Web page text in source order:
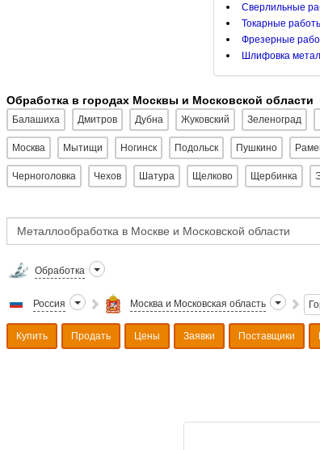
Сверлильные
Токарные
Фрезерные
Шлифовка
Обработка в городах Москвы и Московской области
Балашиха Дмитров Дубна Жуковский Зеленоград
Москва Мытищи Ногинск Подольск Пушкино
Черноголовка Чехов Шатура Щелково Щербинка
Обработка
Россия Москва и Московская область
Купить Продать Цены Заявки Поставщики